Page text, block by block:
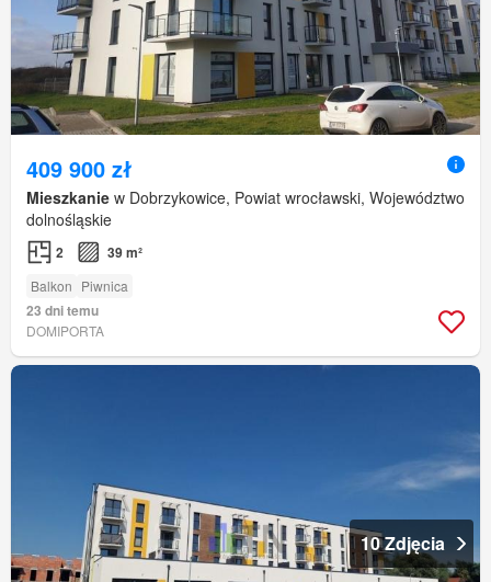
409 900 zł
Mieszkanie w Dobrzykowice, Powiat wrocławski, Województwo
dolnośląskie
2 39 m²
Balkon Piwnica
23 dni temu
DOMIPORTA
10 Zdjęcia